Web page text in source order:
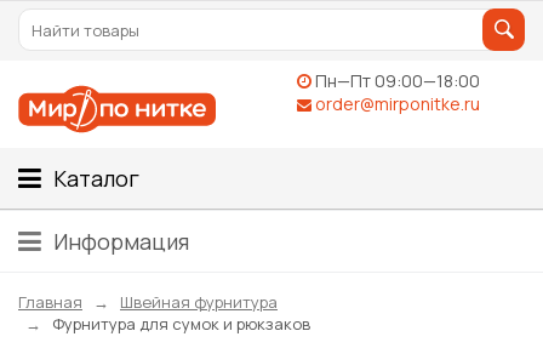
Пн—Пт 09:00—18:00
order@mirponitke.ru
Каталог
Информация
Главная
Швейная фурнитура
Фурнитура для сумок и рюкзаков